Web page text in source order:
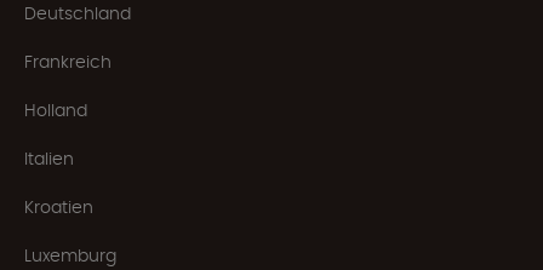
Deutschland
Frankreich
Holland
Italien
Kroatien
Luxemburg